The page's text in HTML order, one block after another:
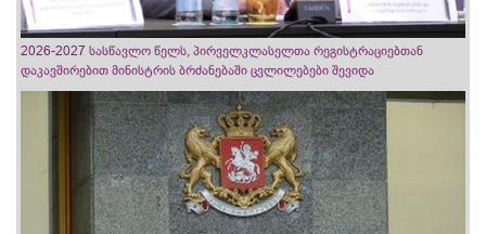
2026-2027 სასწავლო წელს, პირველკლასელთა რეგისტრაციებთან
დაკავშირებით მინისტრის ბრძანებაში ცვლილებები შევიდა